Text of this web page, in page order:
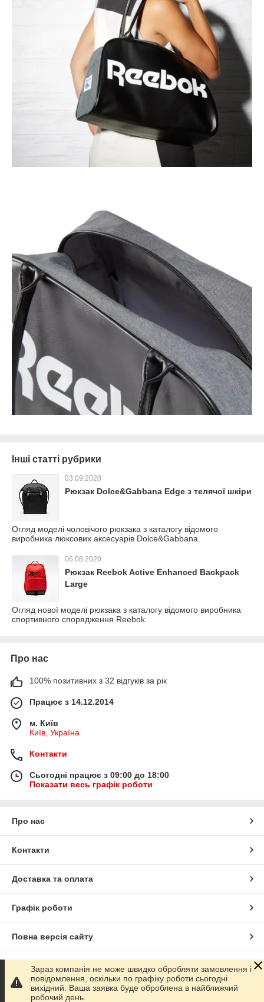
Інші статті рубрики
03.09.2020
Рюкзак Dolce&Gabbana Edge з телячої шкіри
Огляд моделі чоловічого рюкзака з каталогу відомого
виробника люксових аксесуарів Dolce&Gabbana.
06.08.2020
Рюкзак Reebok Active Enhanced Backpack
Large
Огляд нової моделі рюкзака з каталогу відомого виробника
спортивного спорядження Reebok.
Про нас
100% позитивних з 32 відгуків за рік
Працює з 14.12.2014
м. Київ
Київ, Україна
Контакти
Сьогодні працює з 09:00 до 18:00
Показати весь графік роботи
Про нас
Контакти
Доставка та оплата
Графік роботи
Повна версія сайту
Сайт створено на маркетплейсі Prom.ua
Політика конфіденційності
Зараз компанія не може швидко обробляти замовлення і
повідомлення, оскільки по графіку роботи сьогодні
вихідний. Ваша заявка буде оброблена в найближчий
робочий день.